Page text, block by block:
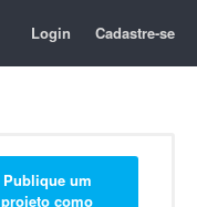
Login Cadastre-se
Publique um
projeto como